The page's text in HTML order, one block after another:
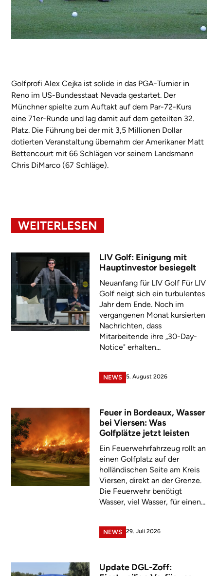
Golfprofi Alex Cejka ist solide in das PGA-Turnier in
Reno im US-Bundesstaat Nevada gestartet. Der
Münchner spielte zum Auftakt auf dem Par-72-Kurs
eine 71er-Runde und lag damit auf dem geteilten 32.
Platz. Die Führung bei der mit 3,5 Millionen Dollar
dotierten Veranstaltung übernahm der Amerikaner Matt
Bettencourt mit 66 Schlägen vor seinem Landsmann
Chris DiMarco (67 Schläge).
WEITERLESEN
LIV Golf: Einigung mit
Hauptinvestor besiegelt
Neuanfang für LIV Golf Für LIV
Golf neigt sich ein turbulentes
Jahr dem Ende. Noch im
vergangenen Monat kursierten
Nachrichten, dass
Mitarbeitende ihre „30-Day-
Notice" erhalten...
NEWS 5. August 2026
Feuer in Bordeaux, Wasser
bei Viersen: Was
Golfplätze jetzt leisten
Ein Feuerwehrfahrzeug rollt an
einen Golfplatz auf der
holländischen Seite am Kreis
Viersen, direkt an der Grenze.
Die Feuerwehr benötigt
Wasser, viel Wasser, für einen...
NEWS 29. Juli 2026
Update DGL-Zoff: